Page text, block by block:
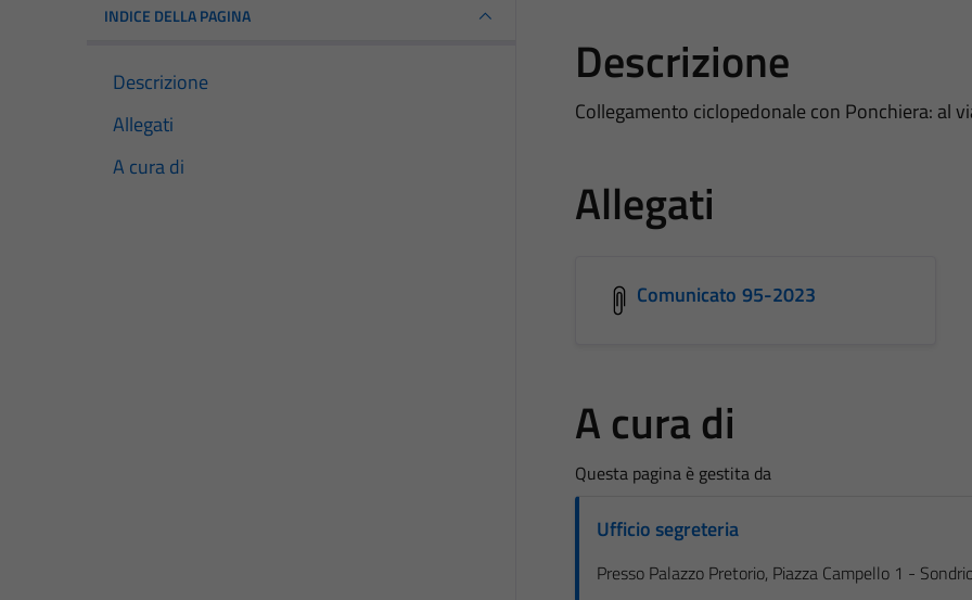
INDICE DELLA PAGINA
Descrizione
Allegati
A cura di
Descrizione
Collegamento ciclopedonale con Ponchiera: al
Allegati
Comunicato 95-2023
A cura di
Questa pagina è gestita da
Ufficio segreteria
Presso Palazzo Pretorio, Piazza Campello 1 -